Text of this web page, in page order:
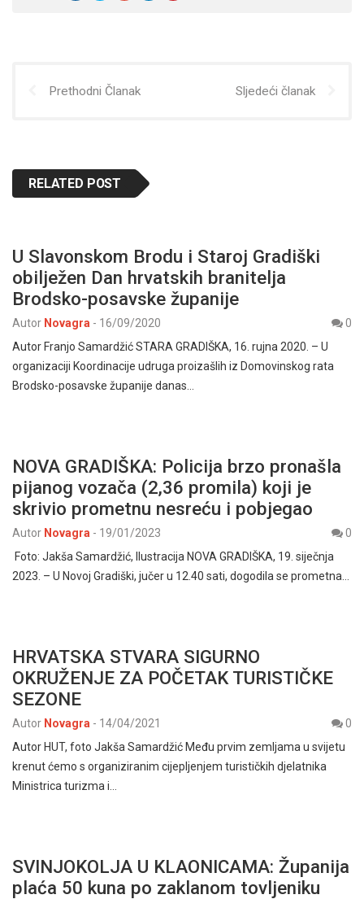
Prethodni Članak Sljedeći članak
RELATED POST
U Slavonskom Brodu i Staroj Gradiški
obilježen Dan hrvatskih branitelja
Brodsko-posavske županije
Autor Novagra - 16/09/2020
0
Autor Franjo Samardžić STARA GRADIŠKA, 16. rujna 2020. – U
organizaciji Koordinacije udruga proizašlih iz Domovinskog rata
Brodsko-posavske županije danas…
NOVA GRADIŠKA: Policija brzo pronašla
pijanog vozača (2,36 promila) koji je
skrivio prometnu nesreću i pobjegao
Autor Novagra - 19/01/2023
0
Foto: Jakša Samardžić, Ilustracija NOVA GRADIŠKA, 19. siječnja
2023. – U Novoj Gradiški, jučer u 12.40 sati, dogodila se prometna…
HRVATSKA STVARA SIGURNO
OKRUŽENJE ZA POČETAK TURISTIČKE
SEZONE
Autor Novagra - 14/04/2021
0
Autor HUT, foto Jakša Samardžić Među prvim zemljama u svijetu
krenut ćemo s organiziranim cijepljenjem turističkih djelatnika
Ministrica turizma i…
SVINJOKOLJA U KLAONICAMA: Županija
plaća 50 kuna po zaklanom tovljeniku